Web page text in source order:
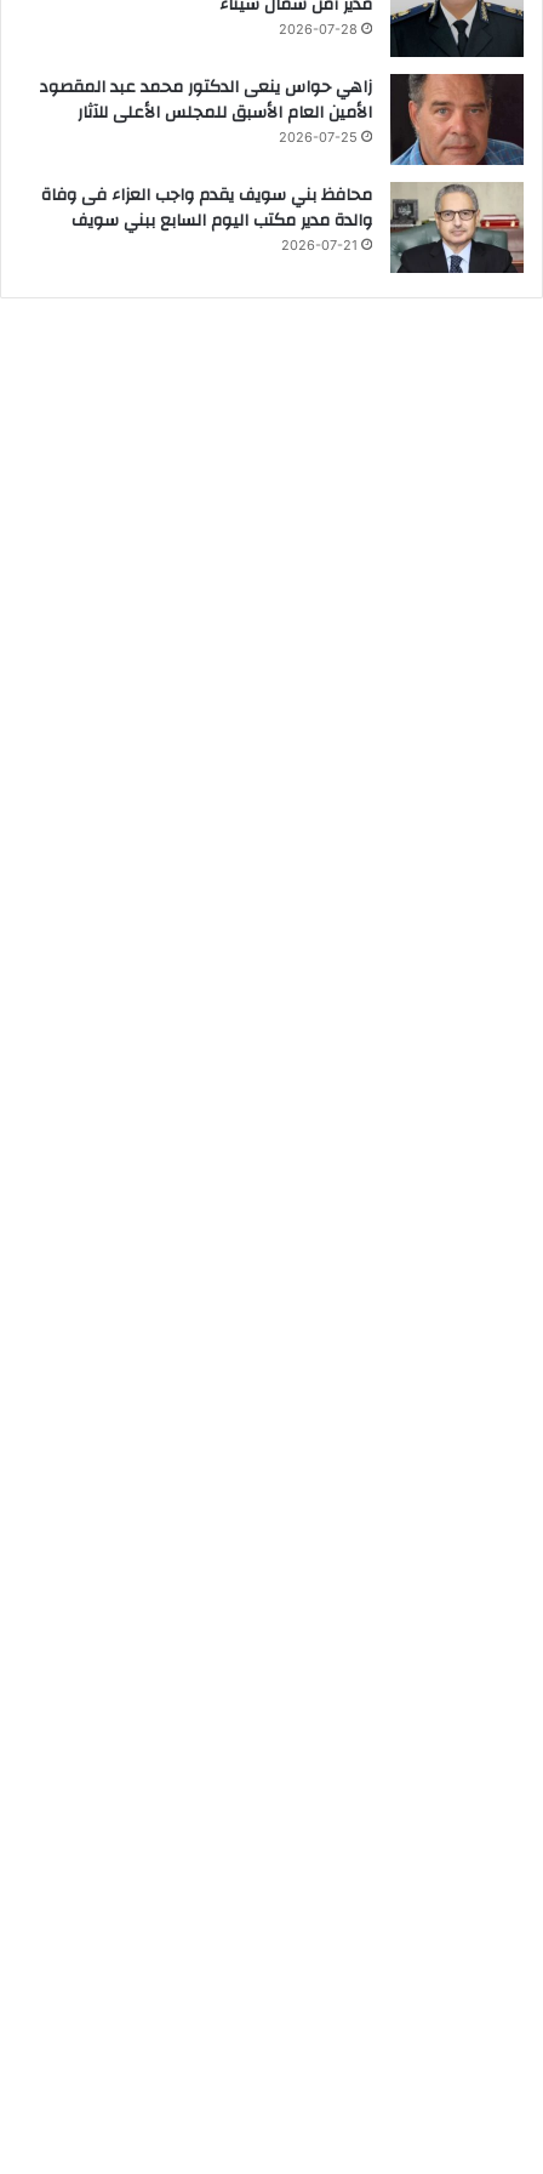
2026-07-28
زاهي حواس ينعى الدكتور محمد عبد المقصود
الأمين العام الأسبق للمجلس الأعلى للآثار
2026-07-25
محافظ بني سويف يقدم واجب العزاء فى وفاة
والدة مدير مكتب اليوم السابع ببني سويف
2026-07-21